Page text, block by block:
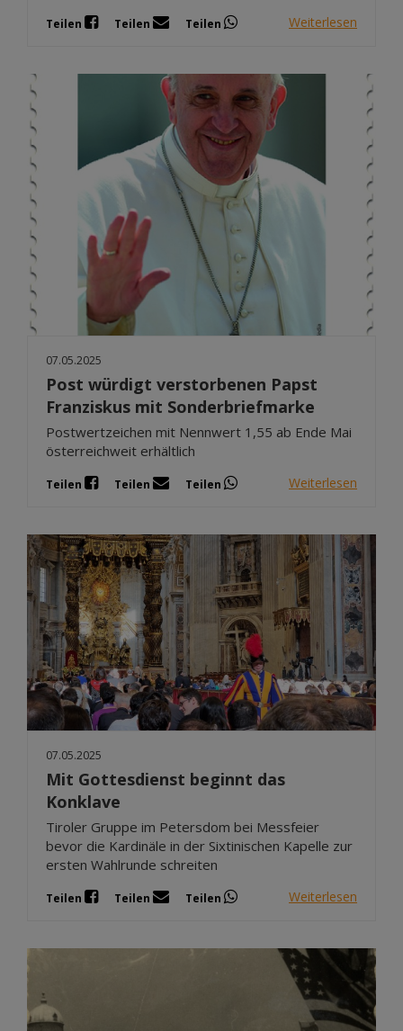
Teilen Teilen Teilen Weiterlesen
07.05.2025
Post würdigt verstorbenen Papst
Franziskus mit Sonderbriefmarke
Postwertzeichen mit Nennwert 1,55 ab Ende Mai
österreichweit erhältlich
Teilen Teilen Teilen Weiterlesen
07.05.2025
Mit Gottesdienst beginnt das
Konklave
Tiroler Gruppe im Petersdom bei Messfeier
bevor die Kardinäle in der Sixtinischen Kapelle zur
ersten Wahlrunde schreiten
Teilen Teilen Teilen Weiterlesen